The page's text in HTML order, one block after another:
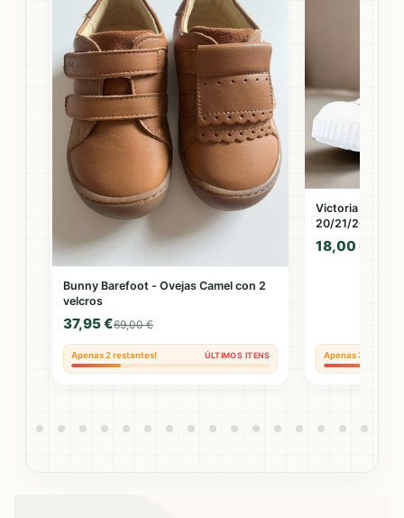
Bunny Barefoot - Ovejas Camel con 2
velcros
37,95 €69,00 €
Apenas 2 restantes! ÚLTIMOS ITENS
Victoria
20/21/26
18,00 €
Apenas 3